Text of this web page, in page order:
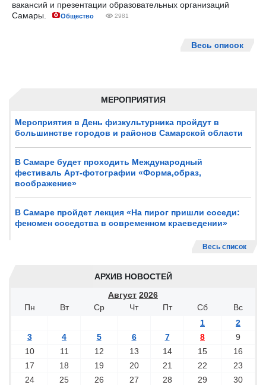
МЕРОПРИЯТИЯ
Мероприятия в День физкультурника пройдут в
большинстве городов и районов Самарской области
В Самаре будет проходить Международный
фестиваль Арт-фотографии «Форма,образ,
воображение»
В Самаре пройдет лекция «На пирог пришли соседи:
феномен соседства в современном краеведении»
Весь список
АРХИВ НОВОСТЕЙ
Август 2026
Пн
Вт Ср Чт Пт Сб
Вс
1
2
3
4 5 6 7 8
9
10
11 12 13 14 15
16
17
18 19 20 21 22
23
24
25 26 27 28 29
30
вакансий и презентации образовательных организаций
Самары.
Общество 2981
Весь список